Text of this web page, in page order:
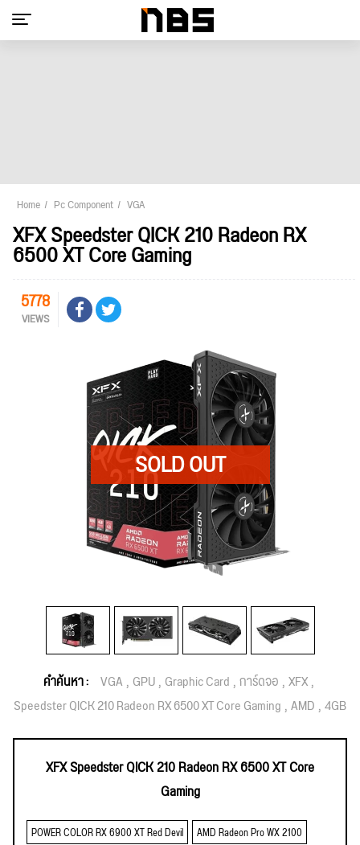
Home Pc Component VGA
XFX Speedster QICK 210 Radeon RX
6500 XT Core Gaming
5778
VIEWS
คำค้นหา : VGA GPU Graphic Card การ์ดจอ XFX
Speedster QICK 210 Radeon RX 6500 XT Core Gaming AMD 4GB
XFX Speedster QICK 210 Radeon RX 6500 XT Core
Gaming
POWER COLOR RX 6900 XT Red Devil
AMD Radeon Pro WX 2100